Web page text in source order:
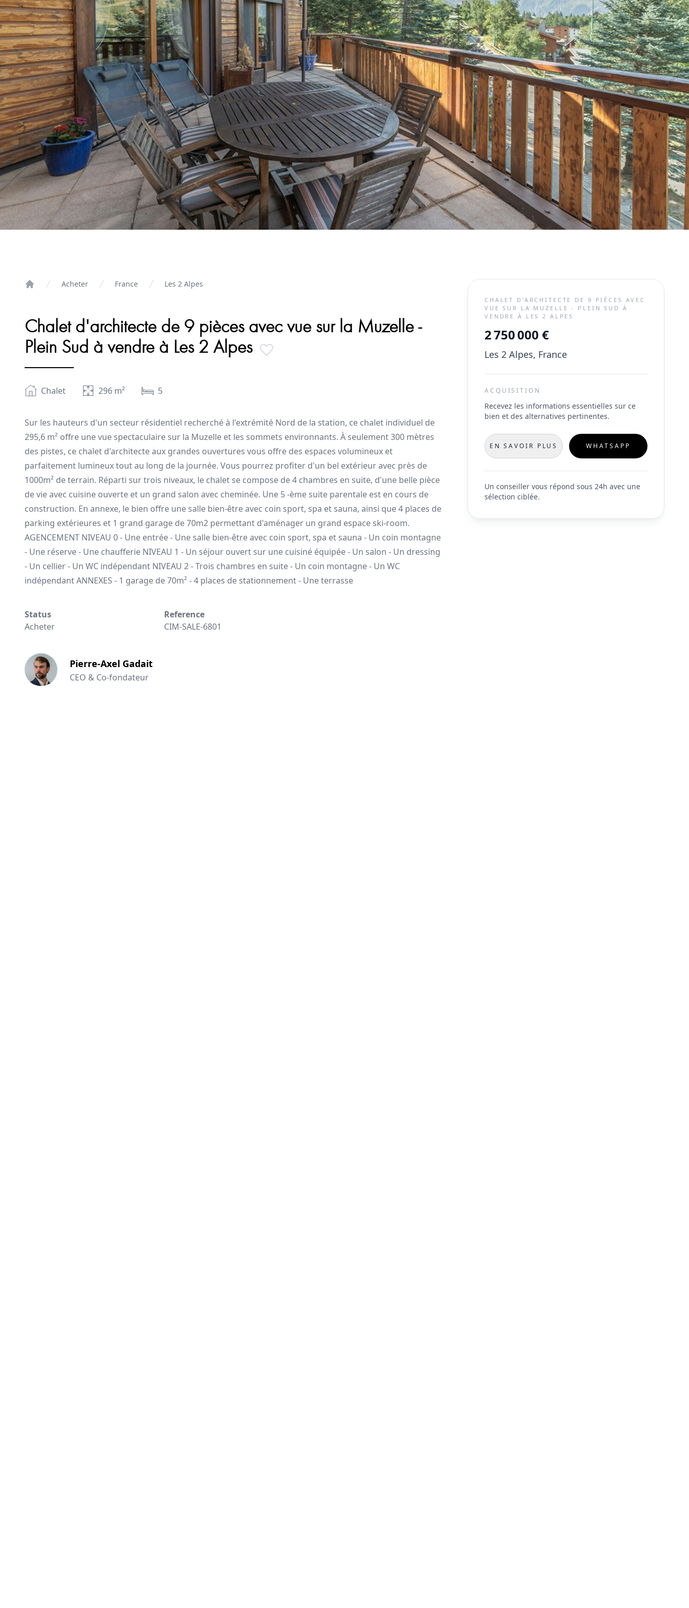
Acheter France Les 2 Alpes
Chalet d'architecte de 9 pièces avec vue sur la Muzelle -
Plein Sud à vendre à Les 2 Alpes
Chalet 296 m² 5
Sur les hauteurs d'un secteur résidentiel recherché à l'extrémité Nord de la station, ce chalet individuel de
295,6 m² offre une vue spectaculaire sur la Muzelle et les sommets environnants. À seulement 300 mètres
des pistes, ce chalet d'architecte aux grandes ouvertures vous offre des espaces volumineux et
parfaitement lumineux tout au long de la journée. Vous pourrez profiter d'un bel extérieur avec près de
1000m² de terrain. Réparti sur trois niveaux, le chalet se compose de 4 chambres en suite, d'une belle pièce
de vie avec cuisine ouverte et un grand salon avec cheminée. Une 5 -ème suite parentale est en cours de
construction. En annexe, le bien offre une salle bien-être avec coin sport, spa et sauna, ainsi que 4 places de
parking extérieures et 1 grand garage de 70m2 permettant d'aménager un grand espace ski-room.
AGENCEMENT NIVEAU 0 - Une entrée - Une salle bien-être avec coin sport, spa et sauna - Un coin montagne
- Une réserve - Une chaufferie NIVEAU 1 - Un séjour ouvert sur une cuisiné équipée - Un salon - Un dressing
- Un cellier - Un WC indépendant NIVEAU 2 - Trois chambres en suite - Un coin montagne - Un WC
indépendant ANNEXES - 1 garage de 70m² - 4 places de stationnement - Une terrasse
Status
Acheter
Reference
CIM-SALE-6801
Pierre-Axel Gadait
CEO & Co-fondateur
CHALET D'ARCHITECTE DE 9 PIÈCES AVEC
VUE SUR LA MUZELLE - PLEIN SUD À
VENDRE À LES 2 ALPES
2 750 000 €
Les 2 Alpes, France
ACQUISITION
Recevez les informations essentielles sur ce
bien et des alternatives pertinentes.
EN SAVOIR PLUS WHATSAPP
Un conseiller vous répond sous 24h avec une
sélection ciblée.